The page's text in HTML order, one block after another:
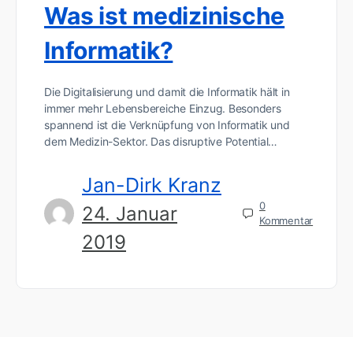
Was ist medizinische
Informatik?
Die Digitalisierung und damit die Informatik hält in
immer mehr Lebensbereiche Einzug. Besonders
spannend ist die Verknüpfung von Informatik und
dem Medizin-Sektor. Das disruptive Potential…
Jan-Dirk Kranz
24. Januar
2019
0
Kommentar